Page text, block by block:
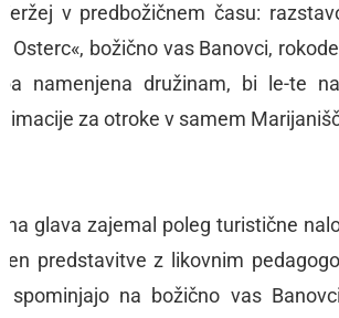
v predbožičnem času:
Osterc«, božično vas Banovci,
namenjena družinam, bi le-te
za otroke v samem
glava zajemal poleg turistične
predstavitve z likovnim
spominjajo na božično vas